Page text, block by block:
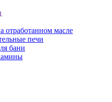
отработанном масле
печи
бани